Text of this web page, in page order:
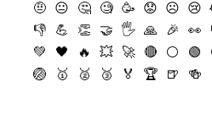
🤨
😐 🤔 🧐 🥳 😟 ☹️ 😢
👎
💪 👏 🤝 🖐 🙏 🎉 👀
💚
🖤 🔥 💥 🚀 🔴 ⚪️ 🟢
🏐
🥇 🥈 🥉 🏅 🏆 🍺 🍻